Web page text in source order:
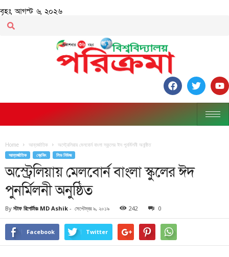
বৃহঃ, আগস্ট ৬, ২০২৬
Home আন্তর্জাতিক অস্ট্রেলিয়ায় মেলবোর্ন বাংলা স্কুলের ঈদ পুনর্মিলনী অনুষ্ঠিত
আন্তর্জাতিক ব্রেকিং লিড নিউজ
অস্ট্রেলিয়ায় মেলবোর্ন বাংলা স্কুলের ঈদ
পুনর্মিলনী অনুষ্ঠিত
By স্টাফ রিপোর্টারঃ MD Ashik - সেপ্টেম্বর ৯, ২০১৯ 242 0
Facebook Twitter